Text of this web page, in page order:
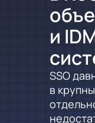
и
SSO
в